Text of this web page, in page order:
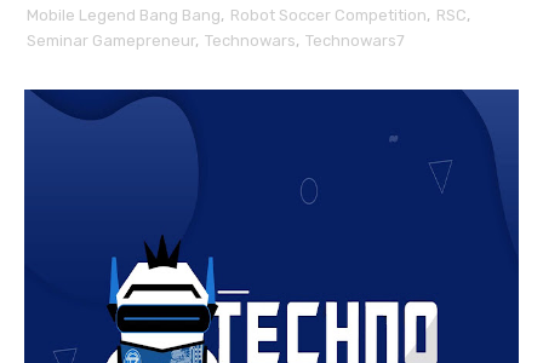
Mobile Legend Bang Bang, Robot Soccer Competition, RSC,
Seminar Gamepreneur, Technowars, Technowars7